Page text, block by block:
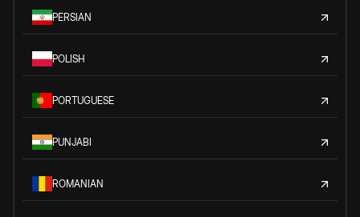
PERSIAN
POLISH
PORTUGUESE
PUNJABI
ROMANIAN